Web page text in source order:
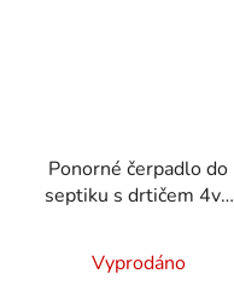
Ponorné čerpadlo do
septiku s drtičem 4v1
Vyprodáno